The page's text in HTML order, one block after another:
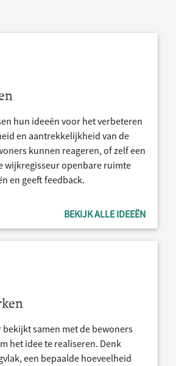
hun ideeën voor het verbeteren
en aantrekkelijkheid van de
kunnen reageren, of zelf een
wijkregisseur openbare ruimte
en geeft feedback.
BEKIJK ALLE IDEEËN
bekijkt samen met de bewoners
het idee te realiseren. Denk
een bepaalde hoeveelheid